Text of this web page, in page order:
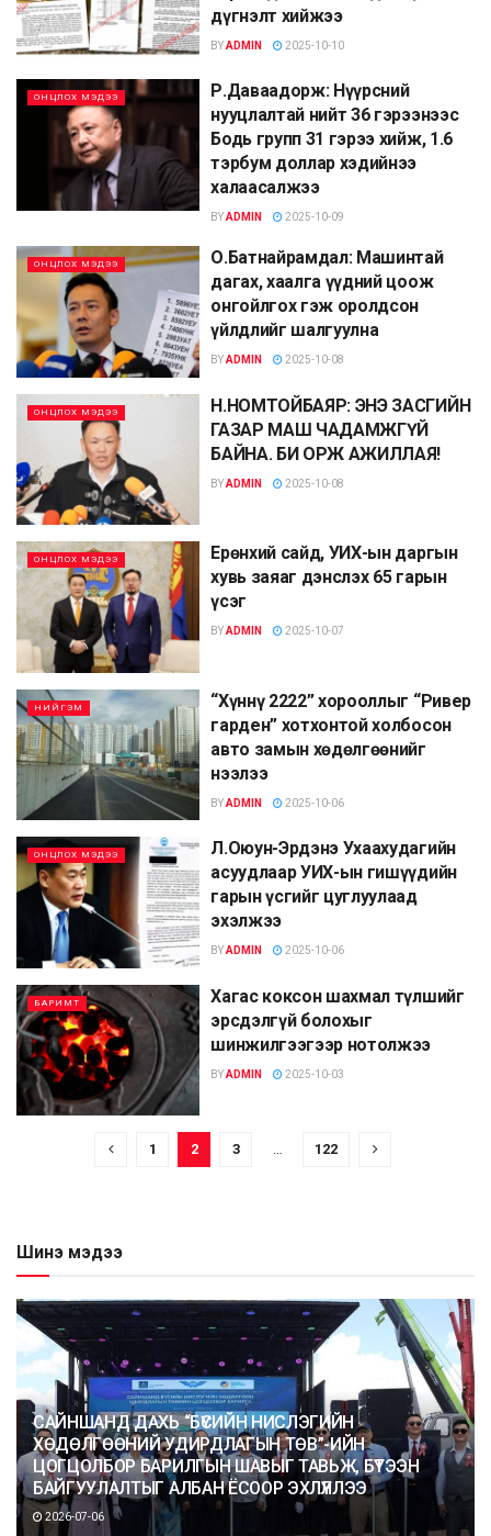
дүгнэлт хийжээ
BYADMIN 2025-10-10
ОНЦЛОХ МЭДЭЭ
Р.Даваадорж: Нүүрсний
нууцлалтай нийт 36 гэрээнээс
Бодь групп 31 гэрээ хийж, 1.6
тэрбум доллар хэдийнээ
халаасалжээ
BYADMIN 2025-10-09
ОНЦЛОХ МЭДЭЭ
О.Батнайрамдал: Машинтай
дагах, хаалга үүдний цоож
онгойлгох гэж оролдсон
үйлдлийг шалгуулна
BYADMIN 2025-10-08
ОНЦЛОХ МЭДЭЭ
Н.НОМТОЙБАЯР: ЭНЭ ЗАСГИЙН
ГАЗАР МАШ ЧАДАМЖГҮЙ
БАЙНА. БИ ОРЖ АЖИЛЛАЯ!
BYADMIN 2025-10-08
ОНЦЛОХ МЭДЭЭ
Ерөнхий сайд, УИХ-ын даргын
хувь заяаг дэнслэх 65 гарын
үсэг
BYADMIN 2025-10-07
НИЙГЭМ
“Хүннү 2222” хорооллыг “Ривер
гарден” хотхонтой холбосон
авто замын хөдөлгөөнийг
нээлээ
BYADMIN 2025-10-06
ОНЦЛОХ МЭДЭЭ
Л.Оюун-Эрдэнэ Ухаахудагийн
асуудлаар УИХ-ын гишүүдийн
гарын үсгийг цуглуулаад
эхэлжээ
BYADMIN 2025-10-06
БАРИМТ
Хагас коксон шахмал түлшийг
эрсдэлгүй болохыг
шинжилгээгээр нотолжээ
BYADMIN 2025-10-03
1 2 3 … 122
Шинэ мэдээ
САЙНШАНД ДАХЬ “БҮСИЙН НИСЛЭГИЙН
ХӨДӨЛГӨӨНИЙ УДИРДЛАГЫН ТӨВ”-ИЙН
ЦОГЦОЛБОР БАРИЛГЫН ШАВЫГ ТАВЬЖ, БҮТЭЭН
БАЙГУУЛАЛТЫГ АЛБАН ЁСООР ЭХЛҮҮЛЛЭЭ
2026-07-06